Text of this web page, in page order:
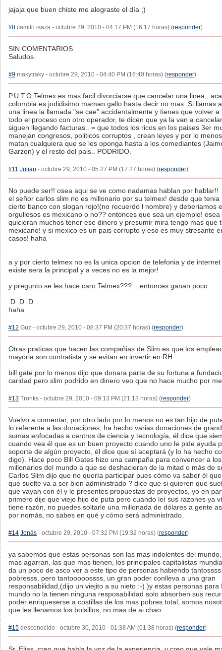
jajaja que buen chiste me alegraste el día ;)
#8 camilo isaza - octubre 29, 2010 - 04:17 PM (16:17 horas) (responder)
SIN COMENTARIOS
Saludos.
#9 makytraky - octubre 29, 2010 - 04:40 PM (16:40 horas) (responder)
P.U.T.O Telmex es mas facil divorciarse que cancelar una linea,,
colombia es jodidisimo maman gallo hasta decir no mas. Si llamas
una linea la llamada "se cae" accidentalmente y tienes que volver a
todo el proceso con otro operador, te dicen que ya la van a
siguen llegando facturas.. = que todos los ricos en los paises 3er
manejan congresos, politicos corruptos , crean leyes y por lo
matan cualquiera que se les oponga hasta a los comediantes
Garzon) y el resto del pais.. PODRIDO.
#11 Julian - octubre 29, 2010 - 05:27 PM (17:27 horas) (responder)
No puede ser!! osea aqui se ve como nadamas hablan por hablar!!
el señor carlos slim no es millonario por su telmex! desde que tenia
cierto banco con slogan rojo!(no recuerdo l nombre) y deberiamos
orgullosos es mexicano o no?? entonces que sea un ejemplo! osea
quicieran muchos tener ese dinero y presumir mira tengo mas que
mexicano! y si mexico es un pais corrupto y eso es muy stresante
casos! haha
a y por cierto telmex no es la unica opcion de telefonia y de
existe sera la principal y a veces no es la mejor!
y pregunto se les hace caro Telmex???....entonces ganan poco
:D :D :D
haha
#12 Guz - octubre 29, 2010 - 08:37 PM (20:37 horas) (responder)
Otras praticas que hacen las compañias de Slim es que los
mayoria son contratista y se evitan en invertir en RH.
bill gate por lo menos dijo que donara parte de su fortuna a
caridad pero slim podrido en dinero veo que no hace mucho por
#13 Tronks - octubre 29, 2010 - 09:13 PM (21:13 horas) (responder)
Vuelvo a comentar, por otro lado por lo menos no es tan hijo de
lo referente a las donaciones, ha hecho varias donaciones de
sumas enfocadas a centros de ciencia y tecnología, él dice que
cuando vea él que es un buen proyecto cuando uno le pide ayuda
soporte de algún proyecto, él dice que sí aceptará (y lo ha hecho
digo). Hace poco Bill Gates hizo una campaña para convencer a los
millonarios del mundo a que se deshacieran de la mitad o más de
Carlos Slim dijo que no quería participar pues cómo va saber él
que suelte va a ser bien administrado ? dice que si quieren que
que vayan con él y le presentes propuestas de proyectos, yo en
primero dije que viejo hijo de puta pero cuando leí sus razones ya
tiene razón, no puedes soltarle una millonada de dólares a gente
por nomás, no sabes en qué y cómo será administrado.
#14 Jonás - octubre 29, 2010 - 07:32 PM (19:32 horas) (responder)
ya sabemos que estas personas son las mas indolentes del
mas agarran, las que mas tienen, los principales capitalistas
da un poco de asco ver a este tipo de personas habiendo tantossss
pobresss, pero tantooooossss, un gran poder conlleva a una gran
responsabilidad,(dijo un viejito a su nieto :-) )y estas personas para
mundo no la tienen ninguna resposabilidad solo absorben sus
poder enriqueserse a costillas de los mas pobres total, somos
que les llenamos los bolsillos, no mas de ai chao
#15 desconocido - octubre 30, 2010 - 01:38 AM (01:38 horas) (responder)